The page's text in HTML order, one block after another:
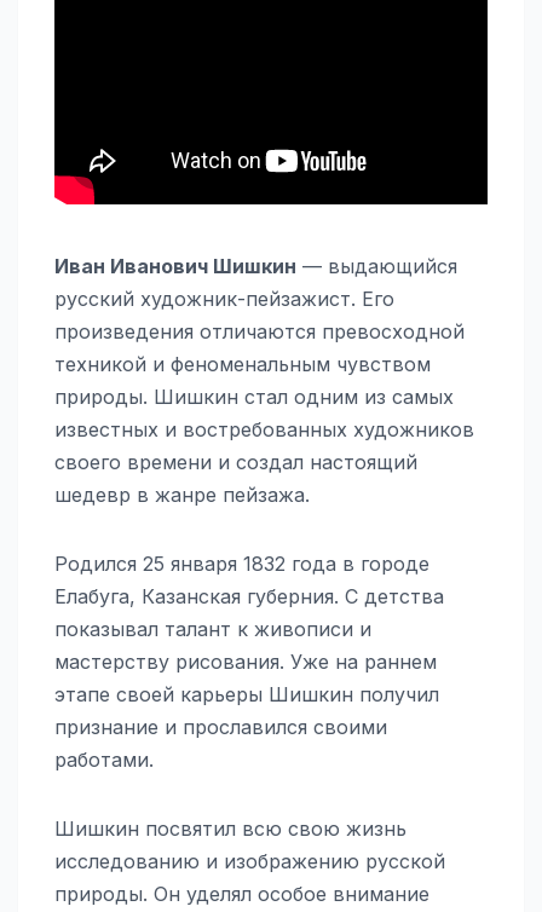
Иван Иванович Шишкин — выдающийся
русский художник-пейзажист. Его
произведения отличаются превосходной
техникой и феноменальным чувством
природы. Шишкин стал одним из самых
известных и востребованных художников
своего времени и создал настоящий
шедевр в жанре пейзажа.
Родился 25 января 1832 года в городе
Елабуга, Казанская губерния. С детства
показывал талант к живописи и
мастерству рисования. Уже на раннем
этапе своей карьеры Шишкин получил
признание и прославился своими
работами.
Шишкин посвятил всю свою жизнь
исследованию и изображению русской
природы. Он уделял особое внимание